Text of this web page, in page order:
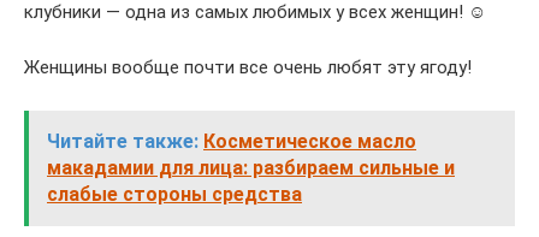
клубники — одна из самых любимых у всех женщин! ☺
Женщины вообще почти все очень любят эту ягоду!
Читайте также: Косметическое масло
макадамии для лица: разбираем сильные и
слабые стороны средства